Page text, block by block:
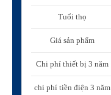
Tuổi thọ
Giá sản phẩm
Chi phí thiết bị 3 năm
chi phí tiền điện 3 năm